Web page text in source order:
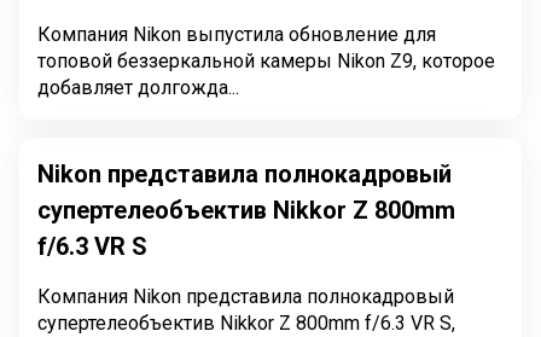
Компания Nikon выпустила обновление для
топовой беззеркальной камеры Nikon Z9, которое
добавляет долгожда...
Nikon представила полнокадровый
супертелеобъектив Nikkor Z 800mm
f/6.3 VR S
Компания Nikon представила полнокадровый
супертелеобъектив Nikkor Z 800mm f/6.3 VR S,